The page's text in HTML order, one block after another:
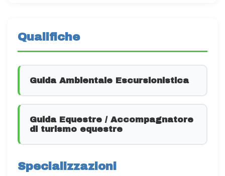
Qualifiche
Guida Ambientale Escursionistica
Guida Equestre / Accompagnatore
di turismo equestre
Specializzazioni